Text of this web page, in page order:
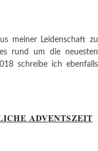
meiner Leidenschaft zu
rund um die neuesten
schreibe ich ebenfalls
ADVENTSZEIT